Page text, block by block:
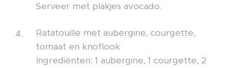
Serveer met plakjes avocado.
Ratatouille met aubergine, courgette,
tomaat en knoflook
Ingrediënten: 1 aubergine, 1 courgette, 2